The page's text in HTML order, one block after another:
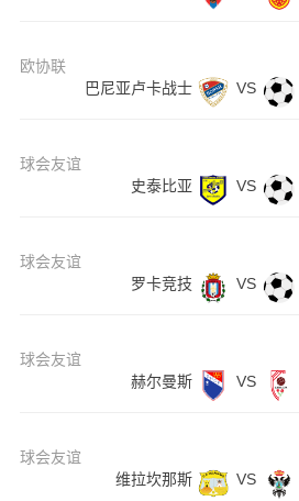
欧协联
巴尼亚卢卡战士
VS
球会友谊
史泰比亚
VS
球会友谊
罗卡竞技
VS
球会友谊
赫尔曼斯
VS
球会友谊
维拉坎那斯
VS